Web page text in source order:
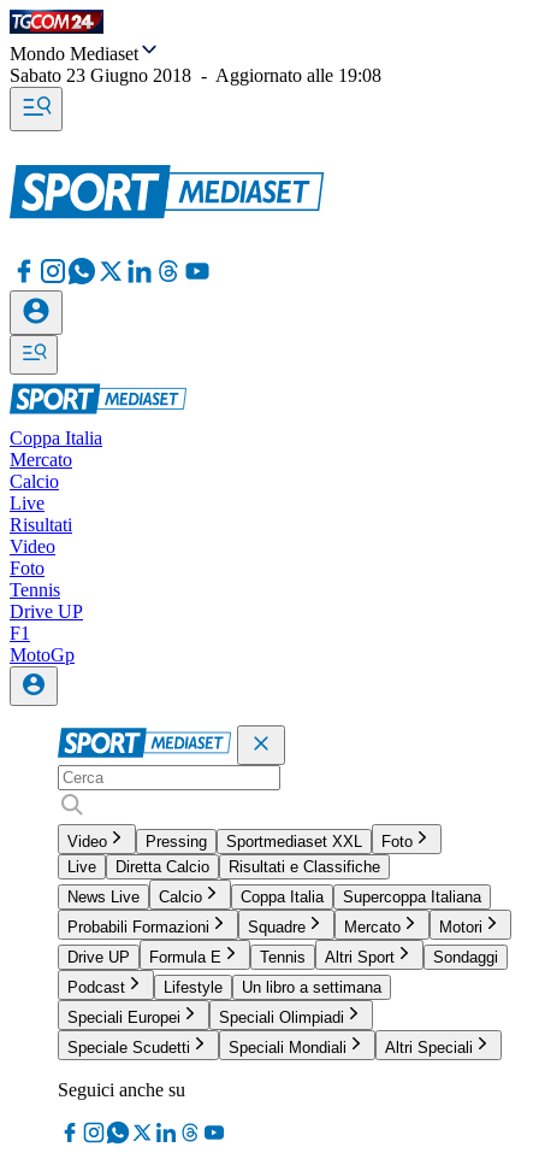
Mondo Mediaset
Sabato 23 Giugno 2018 - Aggiornato alle 19:08
Coppa Italia
Mercato
Calcio
Live
Risultati
Video
Foto
Tennis
Drive UP
F1
MotoGp
Video Pressing Sportmediaset XXL
Foto
Live
Diretta Calcio
Risultati e Classifiche
News Live
Calcio Coppa Italia
Supercoppa Italiana
Probabili Formazioni
Squadre Mercato
Motori
Drive UP
Formula E Tennis Altri Sport
Sondaggi
Podcast
Lifestyle
Un libro a settimana
Speciali Europei
Speciali Olimpiadi
Speciale Scudetti
Speciali Mondiali Altri Speciali
Seguici anche su